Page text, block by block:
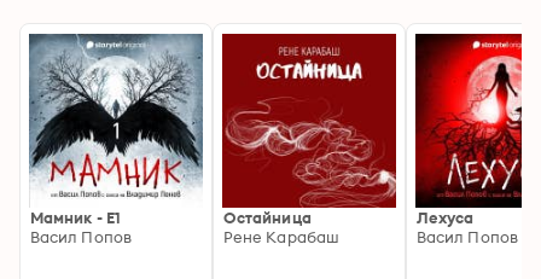
Мамник - E1
Васил Попов
Остайница
Рене Карабаш
Лехуса
Васил Попов